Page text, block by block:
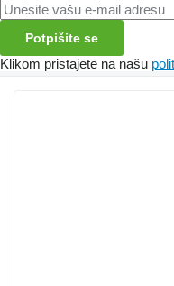
Potpišite se
Klikom pristajete na našu